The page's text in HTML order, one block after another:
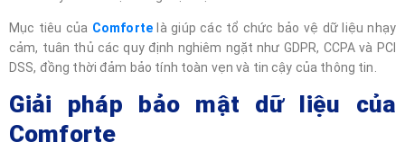
Mục tiêu của Comfortelà giúp các tổ chức bảo vệ dữ liệu nhạy
cảm, tuân thủ các quy định nghiêm ngặt như GDPR, CCPA và PCI
DSS, đồng thời đảm bảo tính toàn vẹn và tin cậy của thông tin.
Giải pháp bảo mật dữ liệu của
Comforte